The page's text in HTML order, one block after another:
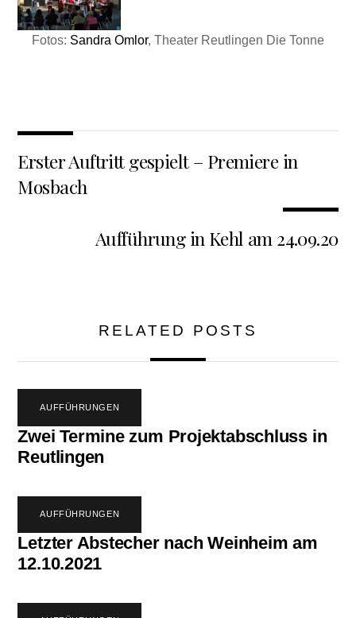
Fotos: Sandra Omlor, Theater Reutlingen Die Tonne
Erster Auftritt gespielt – Premiere in
Mosbach
Aufführung in Kehl am 24.09.20
RELATED POSTS
AUFFÜHRUNGEN
Zwei Termine zum Projektabschluss in
Reutlingen
AUFFÜHRUNGEN
Letzter Abstecher nach Weinheim am
12.10.2021